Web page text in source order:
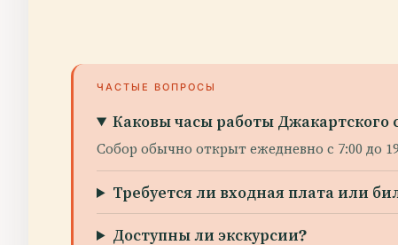
ЧАСТЫЕ ВОПРОСЫ
Каковы часы работы Джакартского
Собор обычно открыт ежедневно с 7:00 до
Требуется ли входная плата или
Доступны ли экскурсии?